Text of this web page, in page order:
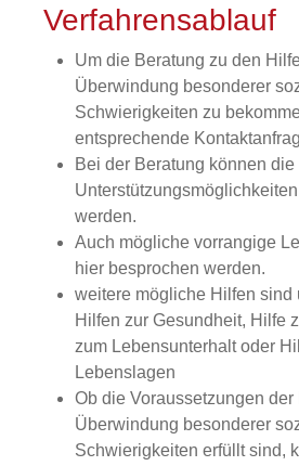
Verfahrensablauf
Um die Beratung zu den
Überwindung besonderer
Schwierigkeiten zu
entsprechende
Bei der Beratung können die
werden.
Auch mögliche vorrangige
hier besprochen werden.
weitere mögliche Hilfen sind
Hilfen zur Gesundheit, Hilfe
zum Lebensunterhalt oder
Lebenslagen
Ob die Voraussetzungen der
Überwindung besonderer
Schwierigkeiten erfüllt sind,